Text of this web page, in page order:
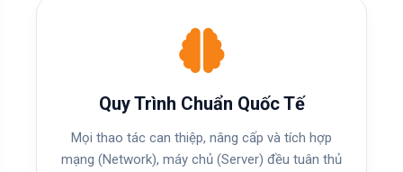
Quy Trình Chuẩn Quốc Tế
Mọi thao tác can thiệp, nâng cấp và tích hợp
mạng (Network), máy chủ (Server) đều tuân thủ